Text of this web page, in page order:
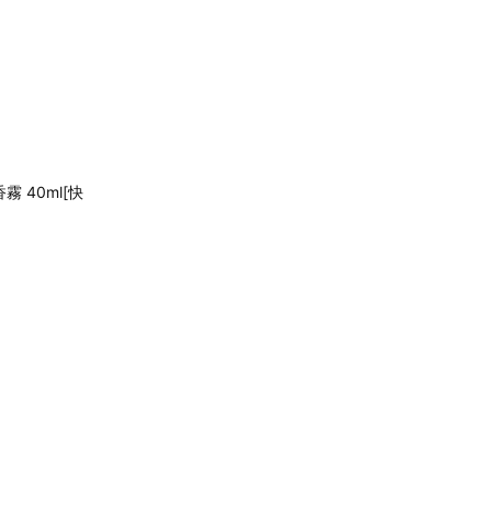
霧 40ml[快